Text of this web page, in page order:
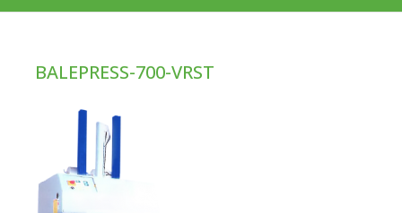
BALEPRESS-700-VRST